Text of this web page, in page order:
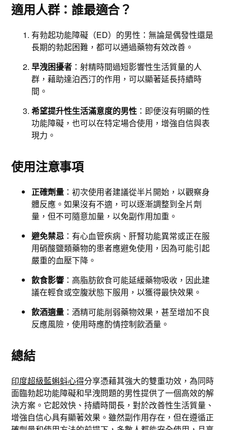
適用人群：誰最適合？
有勃起功能障礙（ED）的男性：無論是偶發性還是
長期的勃起困難，都可以通過藥物有效改善。
早洩困擾者 ：射精時間過短影響性生活質量的人
群，藉助達泊西汀的作用，可以顯著延長持續時
間。
希望提升性生活滿意度的男性 ：即便沒有明顯的性
功能障礙，也可以在特定場合使用，增強自信與表
現力。
使用注意事項
正確劑量 ：初次使用者建議從半片開始，以觀察身
體反應。如果沒有不適，可以逐漸調整到全片劑
量，但不可隨意加量，以免副作用加重。
避免禁忌 ：有心血管疾病、肝腎功能異常或正在服
用硝酸鹽類藥物的患者應避免使用，因為可能引起
嚴重的血壓下降。
飲食影響 ：高脂肪飲食可能延緩藥物吸收，因此建
議在輕食或空腹狀態下服用，以獲得最快效果。
飲酒適量 ：酒精可能削弱藥物效果，甚至增加不良
反應風險，使用時應酌情控制飲酒量。
總結
印度超級藍蝌蚪心得分享憑藉其強大的雙重功效，為同時
面臨勃起功能障礙和早洩問題的男性提供了一個高效的解
決方案。它起效快、持續時間長，對於改善性生活質量、
增強自信心具有顯著效果。雖然副作用存在，但在遵循正